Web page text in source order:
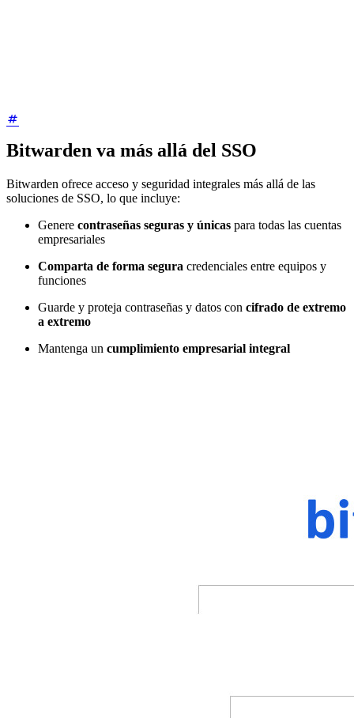
Bitwarden va más allá del SSO
Bitwarden ofrece acceso y seguridad integrales más allá de las
soluciones de SSO, lo que incluye:
Genere contraseñas seguras y únicas para todas las cuentas
empresariales
Comparta de forma segura credenciales entre equipos y
funciones
Guarde y proteja contraseñas y datos con cifrado de extremo
a extremo
Mantenga un cumplimiento empresarial integral